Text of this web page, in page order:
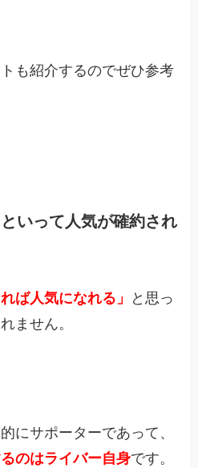
も紹介するのでぜひ参考
いって人気が確約され
ば人気になれる」
と思っ
ません。
にサポーターであって、
のはライバー自身です。